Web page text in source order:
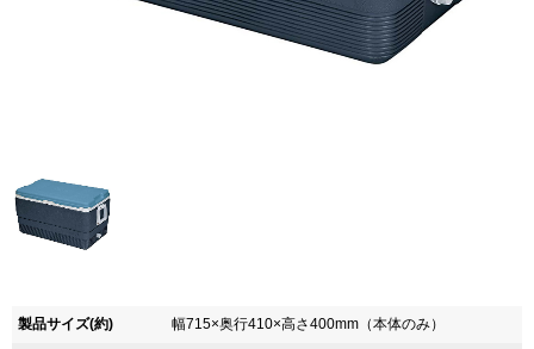
製品サイズ(約) 幅715×奥行410×高さ400mm（本体のみ）